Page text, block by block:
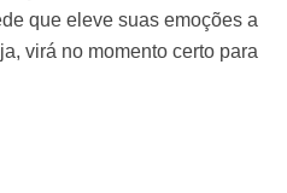
que eleve suas emoções a
virá no momento certo para